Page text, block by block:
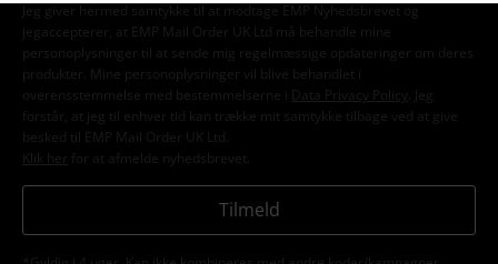
Jeg giver hermed samtykke til at modtage EMP Nyhedsbrevet og
jegaccepterer, at EMP Mail Order UK Ltd må behandle mine
personoplysninger til at sende mig regelmæssige opdateringer om deres
produkter. Mine personoplysninger vil blive behandlet i
overensstemmelse med bestemmelserne i
Data Privacy Policy
. Jeg
forstår, at jeg til enhver tid kan trække mit samtykke tilbage ved at give
besked til EMP Mail Order UK Ltd.
Klik her
for at afmelde nyhedsbrevet.
Tilmeld